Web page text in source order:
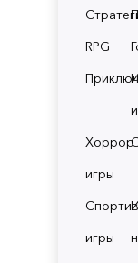
RPG
Хоррор
игры
игры